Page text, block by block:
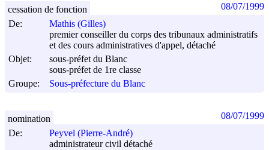
De:
Mathis (Gilles)
premier conseiller du corps des tribunaux administratifs
et des cours administratives d'appel, détaché
Objet:
sous-préfet du Blanc
sous-préfet de 1re classe
Groupe:
Sous-préfecture du Blanc
cessation de fonction 08/07/1999
De:
Peyvel (Pierre-André)
administrateur civil détaché
nomination 08/07/1999